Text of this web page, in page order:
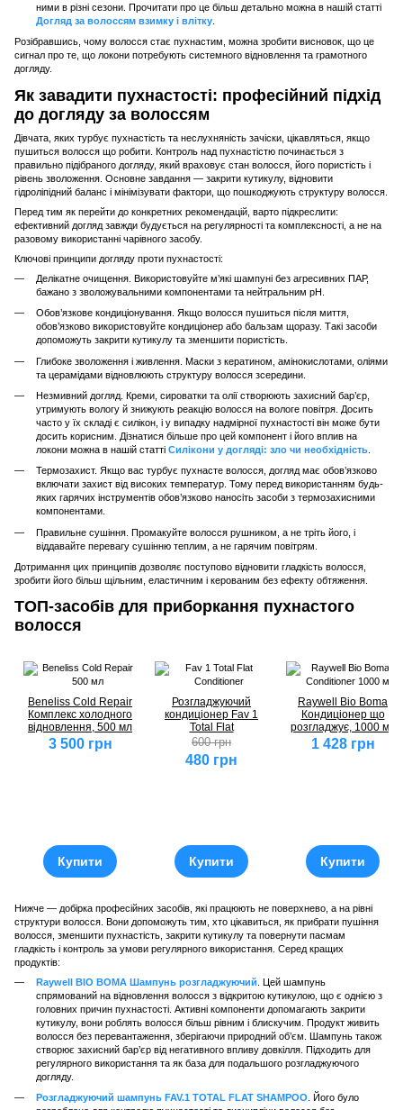
ними в різні сезони. Прочитати про це більш детально можна в нашій статті
Догляд за волоссям взимку і влітку
Розібравшись, чому волосся стає пухнастим, можна зробити висновок, що це
сигнал про те, що локони потребують системного відновлення та грамотного
догляду.
Як завадити пухнастості: професійний підхід
до догляду за волоссям
Дівчата, яких турбує пухнастість та неслухняність зачіски, цікавляться, якщо
пушиться волосся що робити. Контроль над пухнастістю починається з
правильно підібраного догляду, який враховує стан волосся, його пористість і
рівень зволоження. Основне завдання — закрити кутикулу, відновити
гідроліпідний баланс і мінімізувати фактори, що пошкоджують структуру волосся.
Перед тим як перейти до конкретних рекомендацій, варто підкреслити:
ефективний догляд завжди будується на регулярності та комплексності, а не на
разовому використанні чарівного засобу.
Ключові принципи догляду проти пухнастості:
Делікатне очищення. Використовуйте м’які шампуні без агресивних ПАР,
бажано з зволожувальними компонентами та нейтральним pH.
Обов’язкове кондиціонування. Якщо волосся пушиться після миття,
обов’язково використовуйте кондиціонер або бальзам щоразу. Такі засоби
допоможуть закрити кутикулу та зменшити пористість.
Глибоке зволоження і живлення. Маски з кератином, амінокислотами, оліями
та церамідами відновлюють структуру волосся зсередини.
Незмивний догляд. Креми, сироватки та олії створюють захисний бар’єр,
утримують вологу й знижують реакцію волосся на вологе повітря. Досить
часто у їх складі є силікон, і у випадку надмірної пухнастості він може бути
досить корисним. Дізнатися більше про цей компонент і його вплив на
локони можна в нашій статті Силікони у догляді: зло чи необхідність
Термозахист. Якщо вас турбує пухнасте волосся, догляд має обов’язково
включати захист від високих температур. Тому перед використанням будь-
яких гарячих інструментів обов’язково наносіть засоби з термозахисними
компонентами.
Правильне сушіння. Промакуйте волосся рушником, а не тріть його, і
віддавайте перевагу сушінню теплим, а не гарячим повітрям.
Дотримання цих принципів дозволяє поступово відновити гладкість волосся,
зробити його більш щільним, еластичним і керованим без ефекту обтяження.
ТОП-засобів для приборкання пухнастого
волосся
Beneliss Cold Repair
Комплекс холодного
відновлення, 500 мл
3 500 грн
Купити
Розгладжуючий
кондиціонер Fav 1
Total Flat
600 грн
480 грн
Купити
Raywell Bio Boma
Кондиціонер що
розгладжує, 1000 мл
1 428 грн
Купити
Нижче — добірка професійних засобів, які працюють не поверхнево, а на рівні
структури волосся. Вони допоможуть тим, хто цікавиться, як прибрати пушіння
волосся, зменшити пухнастість, закрити кутикулу та повернути пасмам
гладкість і контроль за умови регулярного використання. Серед кращих
продуктів:
Raywell BIO BOMA Шампунь розгладжуючий . Цей шампунь
спрямований на відновлення волосся з відкритою кутикулою, що є однією з
головних причин пухнастості. Активні компоненти допомагають закрити
кутикулу, вони роблять волосся більш рівним і блискучим. Продукт живить
волосся без перевантаження, зберігаючи природний об’єм. Шампунь також
створює захисний бар’єр від негативного впливу довкілля. Підходить для
регулярного використання та як база для подальшого розгладжуючого
догляду.
Розгладжуючий шампунь FAV.1 TOTAL FLAT SHAMPOO . Його було